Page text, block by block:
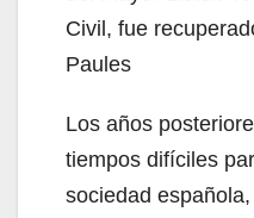
Civil, fue
Paules
Los años
tiempos difíciles
sociedad